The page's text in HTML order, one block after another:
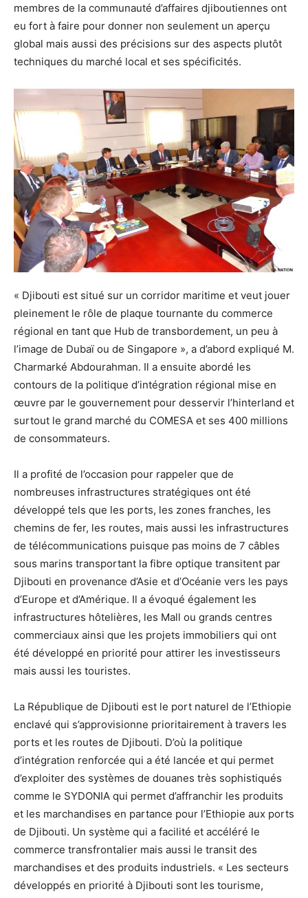
membres de la communauté d’affaires djiboutiennes ont
eu fort à faire pour donner non seulement un aperçu
global mais aussi des précisions sur des aspects plutôt
techniques du marché local et ses spécificités.
« Djibouti est situé sur un corridor maritime et veut jouer
pleinement le rôle de plaque tournante du commerce
régional en tant que Hub de transbordement, un peu à
l’image de Dubaï ou de Singapore », a d’abord expliqué M.
Charmarké Abdourahman. Il a ensuite abordé les
contours de la politique d’intégration régional mise en
œuvre par le gouvernement pour desservir l’hinterland et
surtout le grand marché du COMESA et ses 400 millions
de consommateurs.
Il a profité de l’occasion pour rappeler que de
nombreuses infrastructures stratégiques ont été
développé tels que les ports, les zones franches, les
chemins de fer, les routes, mais aussi les infrastructures
de télécommunications puisque pas moins de 7 câbles
sous marins transportant la fibre optique transitent par
Djibouti en provenance d’Asie et d’Océanie vers les pays
d’Europe et d’Amérique. Il a évoqué également les
infrastructures hôtelières, les Mall ou grands centres
commerciaux ainsi que les projets immobiliers qui ont
été développé en priorité pour attirer les investisseurs
mais aussi les touristes.
La République de Djibouti est le port naturel de l’Ethiopie
enclavé qui s’approvisionne prioritairement à travers les
ports et les routes de Djibouti. D’où la politique
d’intégration renforcée qui a été lancée et qui permet
d’exploiter des systèmes de douanes très sophistiqués
comme le SYDONIA qui permet d’affranchir les produits
et les marchandises en partance pour l’Ethiopie aux ports
de Djibouti. Un système qui a facilité et accéléré le
commerce transfrontalier mais aussi le transit des
marchandises et des produits industriels. « Les secteurs
développés en priorité à Djibouti sont les tourisme,